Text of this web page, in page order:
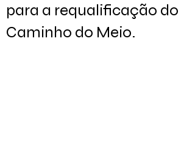
para a requalificação do
Caminho do Meio.